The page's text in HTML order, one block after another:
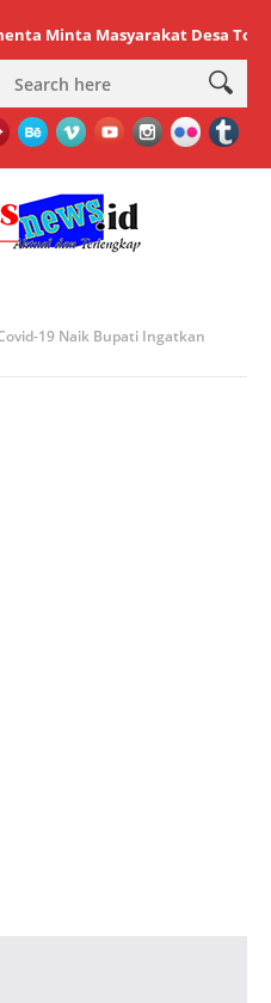
Masyarakat Desa Tolok
19 Naik Bupati Ingatkan